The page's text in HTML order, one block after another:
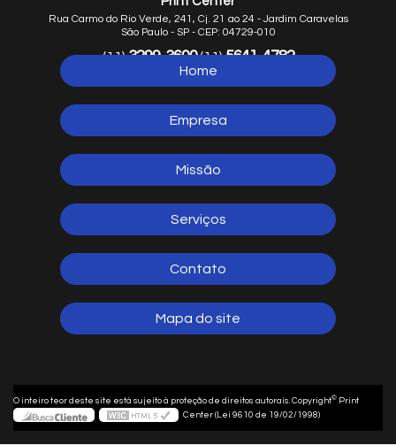
Rua Carmo do Rio Verde, 241, Cj. 21 ao 24 - Jardim Caravelas
São Paulo - SP - CEP: 04729-010
(11)3299-3600(11)5641-4782
5641-1254
Home
Empresa
Missão
Serviços
Contato
Mapa do site
O inteiro teor deste site está sujeito à proteção de direitos autorais. Copyright© Print
Center (Lei 9610 de 19/02/1998)